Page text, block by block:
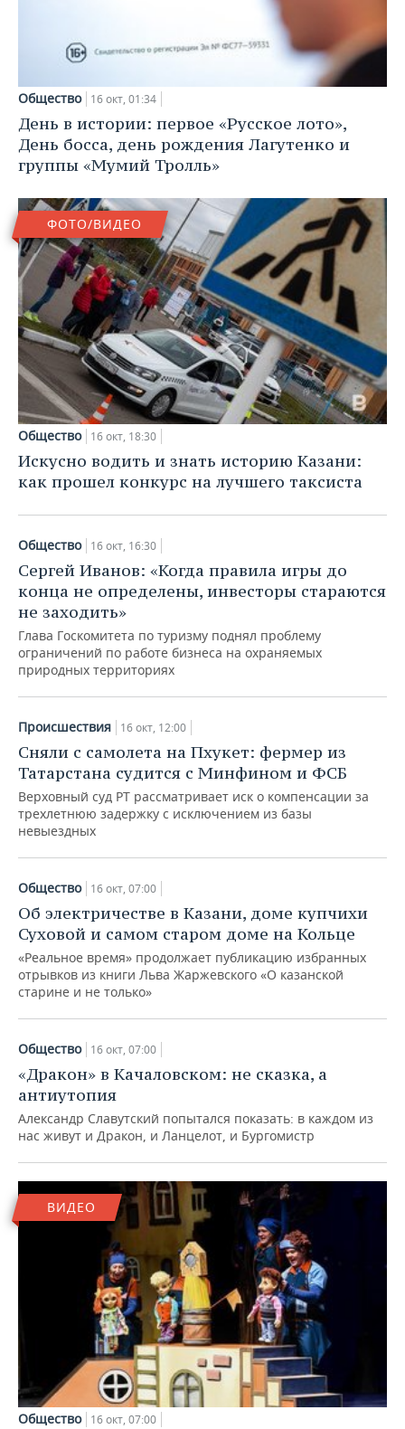
Общество 16 окт, 01:34
День в истории: первое «Русское лото»,
День босса, день рождения Лагутенко и
группы «Мумий Тролль»
ФОТО/ВИДЕО
Общество 16 окт, 18:30
Искусно водить и знать историю Казани:
как прошел конкурс на лучшего таксиста
Общество 16 окт, 16:30
Сергей Иванов: «Когда правила игры до
конца не определены, инвесторы стараются
не заходить»
Глава Госкомитета по туризму поднял проблему
ограничений по работе бизнеса на охраняемых
природных территориях
Происшествия 16 окт, 12:00
Сняли с самолета на Пхукет: фермер из
Татарстана судится с Минфином и ФСБ
Верховный суд РТ рассматривает иск о компенсации за
трехлетнюю задержку с исключением из базы
невыездных
Общество 16 окт, 07:00
Об электричестве в Казани, доме купчихи
Суховой и самом старом доме на Кольце
«Реальное время» продолжает публикацию избранных
отрывков из книги Льва Жаржевского «О казанской
старине и не только»
Общество 16 окт, 07:00
«Дракон» в Качаловском: не сказка, а
антиутопия
Александр Славутский попытался показать: в каждом из
нас живут и Дракон, и Ланцелот, и Бургомистр
ВИДЕО
Общество 16 окт, 07:00